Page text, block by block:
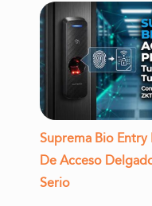
Suprema Bio
De Acceso
Serio